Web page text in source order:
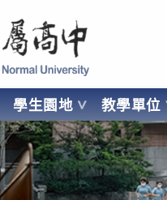
Normal University
學生園地 教學單位
UNIVERSITY